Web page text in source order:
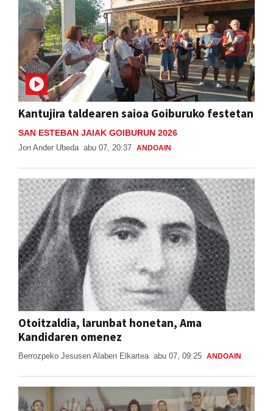
Kantujira taldearen saioa Goiburuko festetan
SAN ESTEBAN JAIAK GOIBURUN 2026
Jon Ander Ubeda abu 07, 20:37 ANDOAIN
Otoitzaldia, larunbat honetan, Ama
Kandidaren omenez
Berrozpeko Jesusen Alaben Elkartea abu 07, 09:25 ANDOAIN